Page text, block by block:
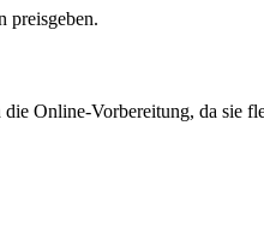
preisgeben.
Online-Vorbereitung, da sie